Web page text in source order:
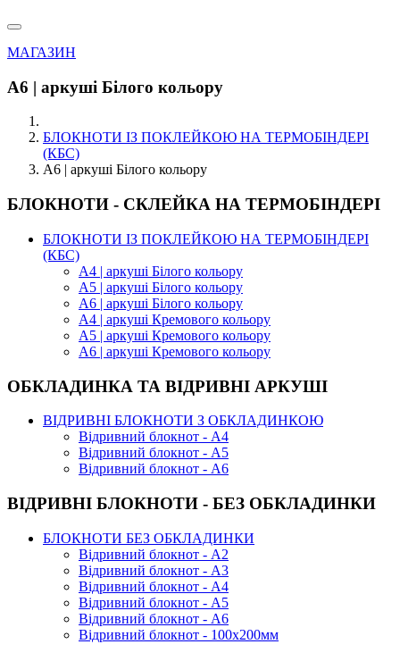
МАГАЗИН
А6 | аркуші Білого кольору
БЛОКНОТИ ІЗ ПОКЛЕЙКОЮ НА ТЕРМОБІНДЕРІ
(КБС)
А6 | аркуші Білого кольору
БЛОКНОТИ - СКЛЕЙКА НА ТЕРМОБІНДЕРІ
БЛОКНОТИ ІЗ ПОКЛЕЙКОЮ НА ТЕРМОБІНДЕРІ
(КБС)
А4 | аркуші Білого кольору
А5 | аркуші Білого кольору
А6 | аркуші Білого кольору
А4 | аркуші Кремового кольору
А5 | аркуші Кремового кольору
А6 | аркуші Кремового кольору
ОБКЛАДИНКА ТА ВІДРИВНІ АРКУШІ
ВІДРИВНІ БЛОКНОТИ З ОБКЛАДИНКОЮ
Відривний блокнот - А4
Відривний блокнот - А5
Відривний блокнот - А6
ВІДРИВНІ БЛОКНОТИ - БЕЗ ОБКЛАДИНКИ
БЛОКНОТИ БЕЗ ОБКЛАДИНКИ
Відривний блокнот - А2
Відривний блокнот - А3
Відривний блокнот - А4
Відривний блокнот - А5
Відривний блокнот - А6
Відривний блокнот - 100х200мм